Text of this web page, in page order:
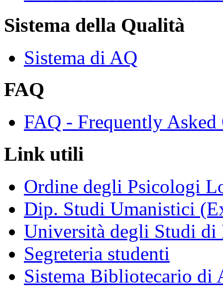
Sistema della Qualità
Sistema di AQ
FAQ
FAQ - Frequently Asked
Link utili
Ordine degli Psicologi
Dip. Studi Umanistici
Università degli Studi di
Segreteria studenti
Sistema Bibliotecario di